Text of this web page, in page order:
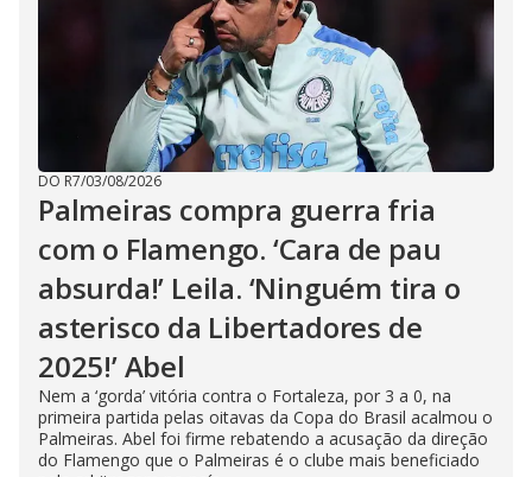
DO R7/03/08/2026
Palmeiras compra guerra fria
com o Flamengo. ‘Cara de pau
absurda!’ Leila. ‘Ninguém tira o
asterisco da Libertadores de
2025!’ Abel
Nem a ‘gorda’ vitória contra o Fortaleza, por 3 a 0, na
primeira partida pelas oitavas da Copa do Brasil acalmou o
Palmeiras. Abel foi firme rebatendo a acusação da direção
do Flamengo que o Palmeiras é o clube mais beneficiado